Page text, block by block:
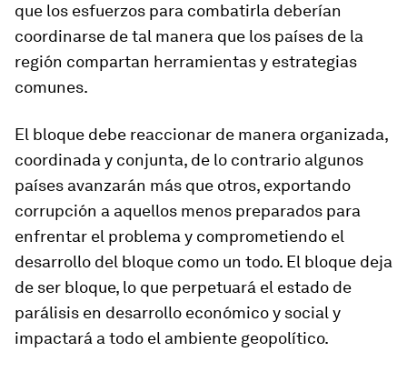
que los esfuerzos para combatirla deberían
coordinarse de tal manera que los países de la
región compartan herramientas y estrategias
comunes.
El bloque debe reaccionar de manera organizada,
coordinada y conjunta, de lo contrario algunos
países avanzarán más que otros, exportando
corrupción a aquellos menos preparados para
enfrentar el problema y comprometiendo el
desarrollo del bloque como un todo. El bloque deja
de ser bloque, lo que perpetuará el estado de
parálisis en desarrollo económico y social y
impactará a todo el ambiente geopolítico.